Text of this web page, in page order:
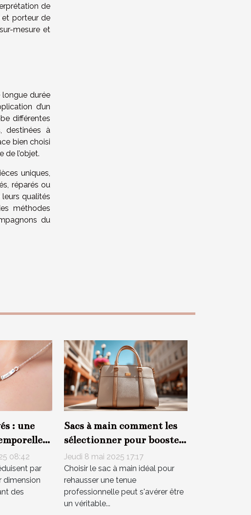
de
et porteur de
mesure et
longue durée
d’un
différentes
destinées à
bien choisi
de l’objet.
uniques,
réparés ou
qualités
méthodes
du
: une
08:42
par
dimension
des
Sacs à main comment les
sélectionner pour booster
votre look professionnel
Jeudi 8 mai 2025 17:17
Choisir le sac à main idéal pour
rehausser une tenue
professionnelle peut s'avérer être
un véritable...